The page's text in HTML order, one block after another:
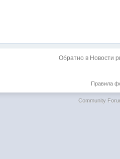
Обратно в Новости
Правила
Community